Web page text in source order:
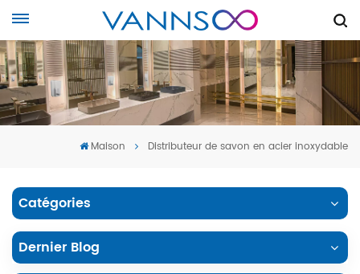
Maison Distributeur de savon en acier inoxydable
Catégories
Dernier Blog